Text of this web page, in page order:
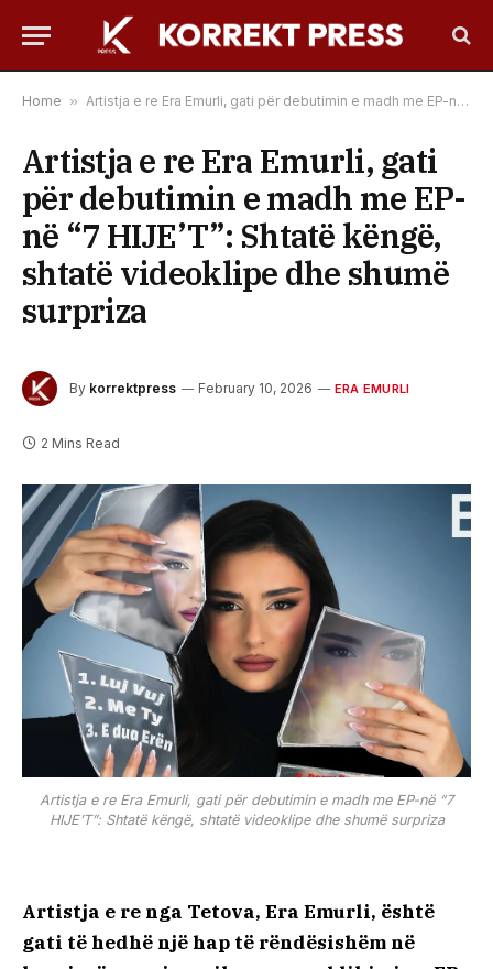
Home » Artistja e re Era Emurli, gati për debutimin e madh me EP-në “7 HIJE’T”: Shtatë këngë, shtatë videoklipe dhe shumë surpriza
Artistja e re Era Emurli, gati
për debutimin e madh me EP-
në “7 HIJE’T”: Shtatë këngë,
shtatë videoklipe dhe shumë
surpriza
By korrektpress February 10, 2026 ERA EMURLI
2 Mins Read
Artistja e re Era Emurli, gati për debutimin e madh me EP-në “7
HIJE’T”: Shtatë këngë, shtatë videoklipe dhe shumë surpriza
Artistja e re nga Tetova, Era Emurli, është
gati të hedhë një hap të rëndësishëm në